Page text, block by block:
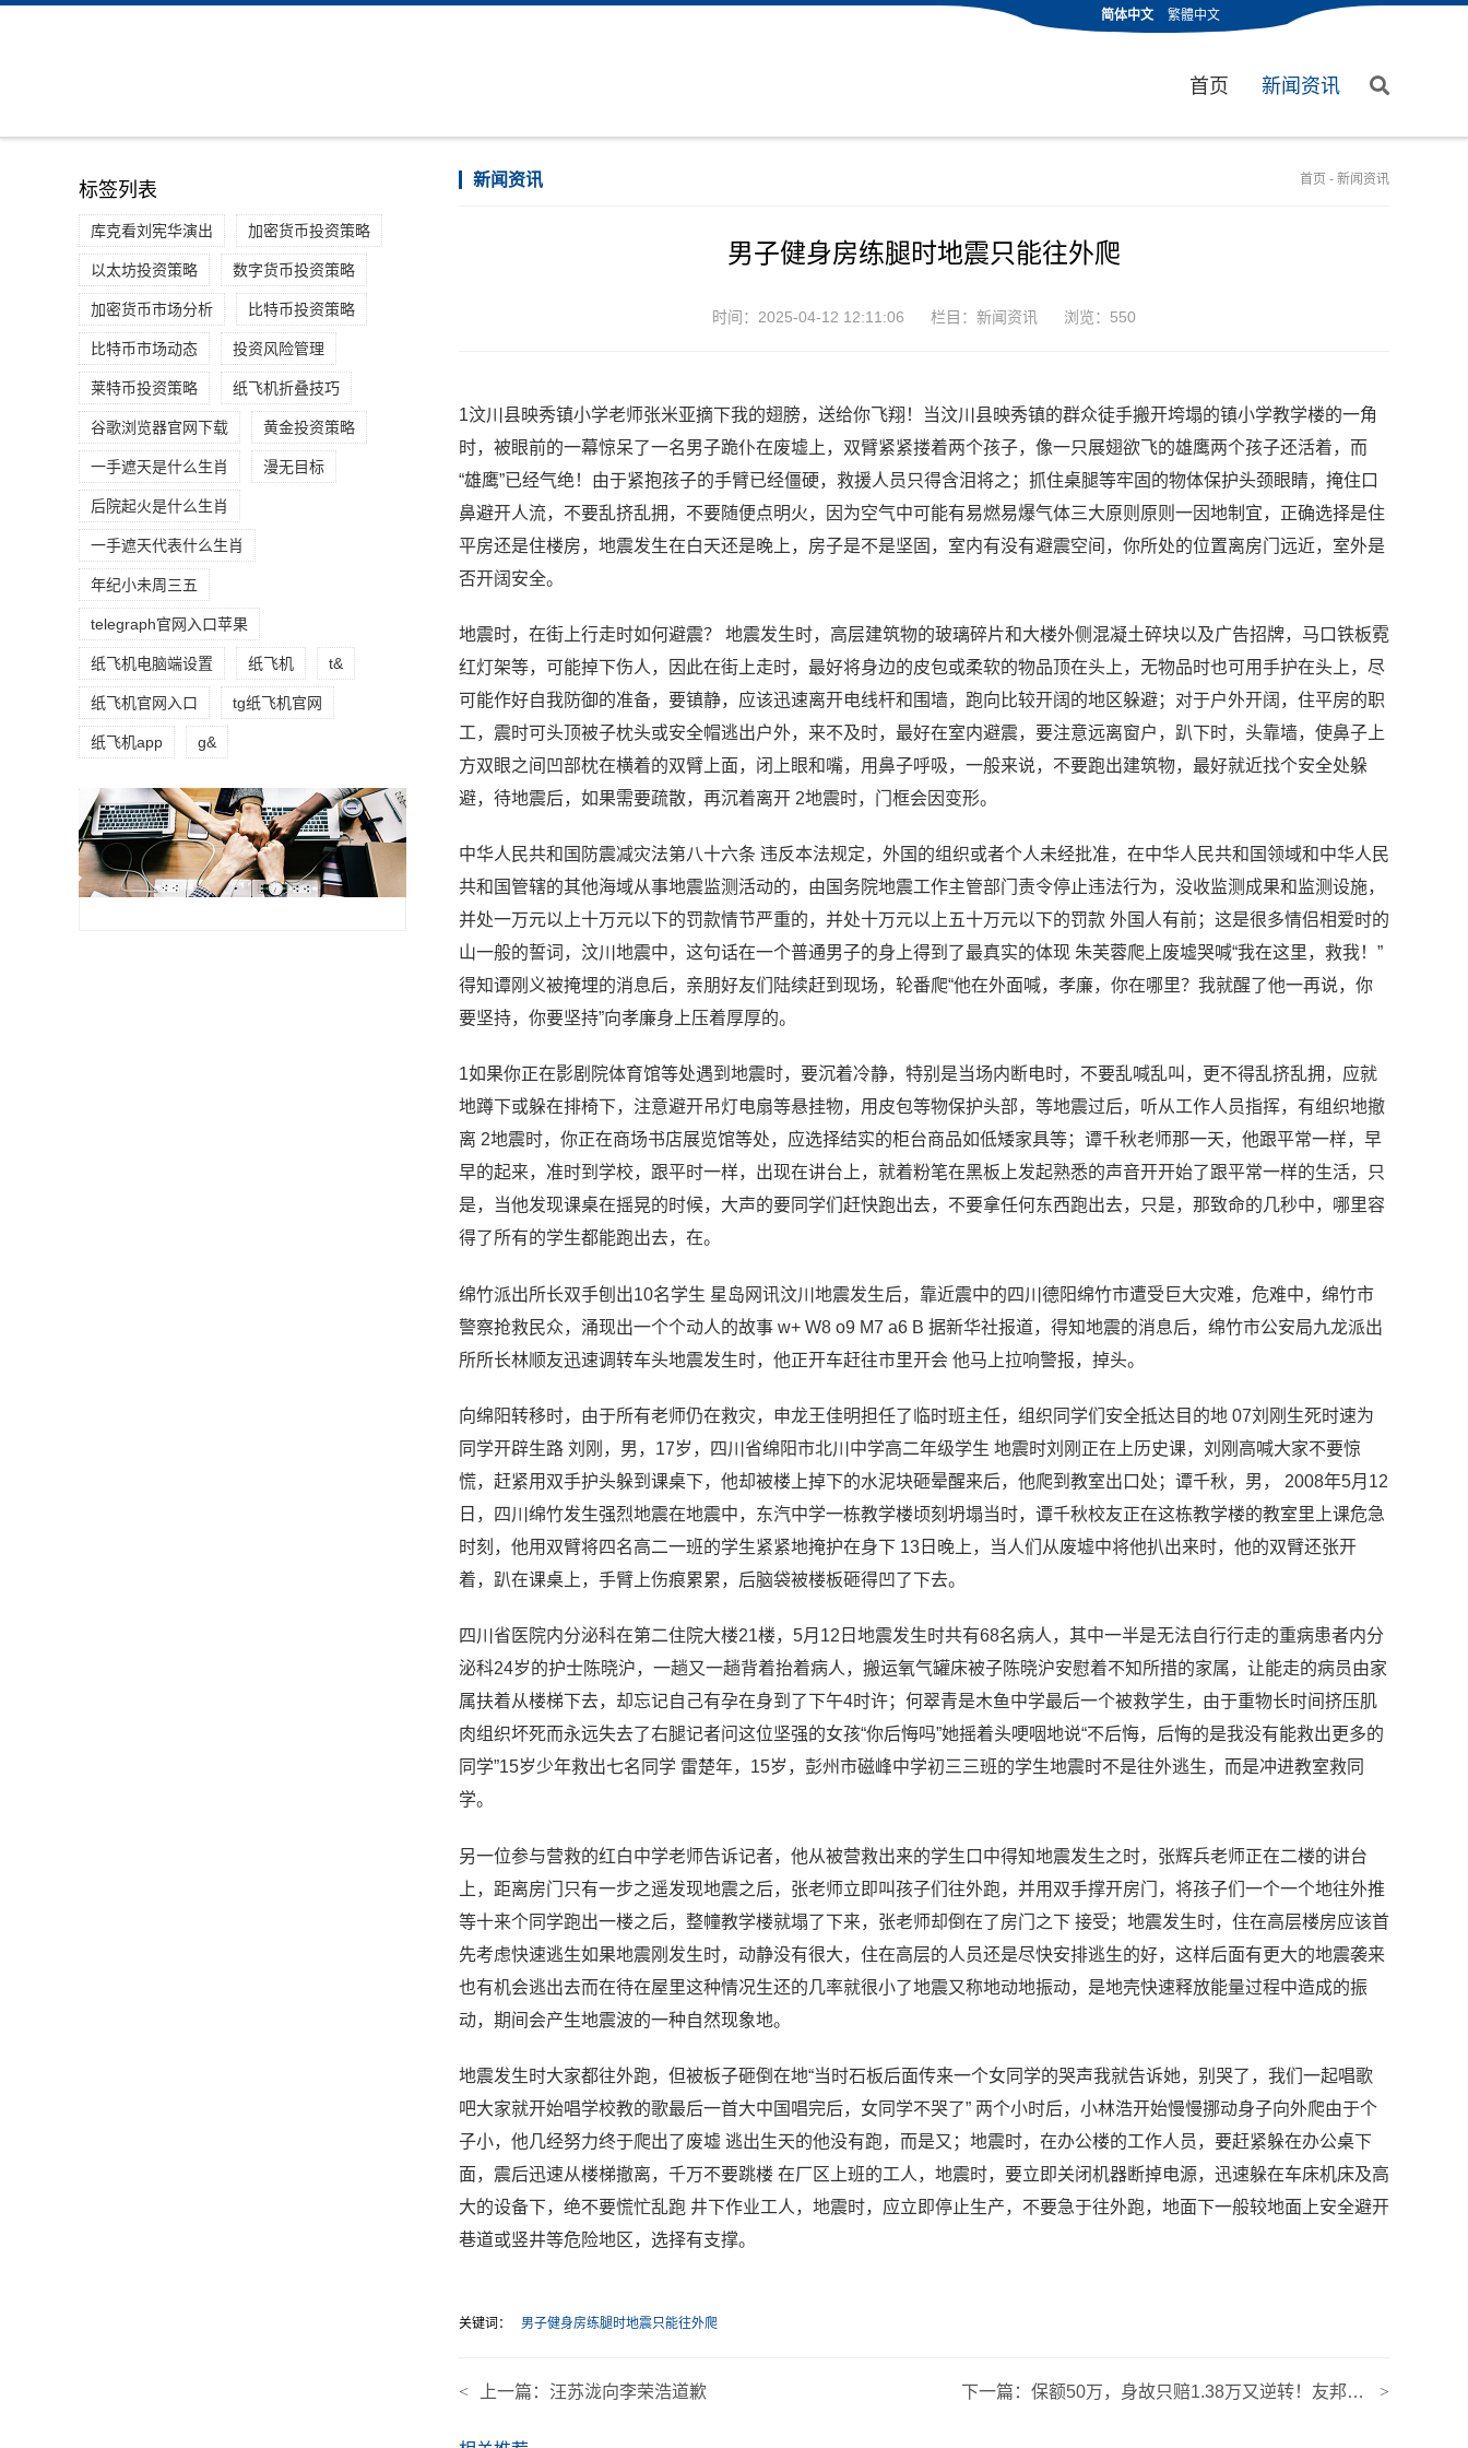
简体中文 繁體中文
首页 新闻资讯
标签列表
库克看刘宪华演出 加密货币投资策略
以太坊投资策略 数字货币投资策略
加密货币市场分析 比特币投资策略
比特币市场动态 投资风险管理
莱特币投资策略 纸飞机折叠技巧
谷歌浏览器官网下载 黄金投资策略
一手遮天是什么生肖 漫无目标
后院起火是什么生肖
一手遮天代表什么生肖
年纪小未周三五
telegraph官网入口苹果
纸飞机电脑端设置 纸飞机 t&
纸飞机官网入口 tg纸飞机官网
纸飞机app g&
新闻资讯 首页 - 新闻资讯
男子健身房练腿时地震只能往外爬
时间：2025-04-12 12:11:06 栏目： 新闻资讯 浏览：550
1汶川县映秀镇小学老师张米亚摘下我的翅膀，送给你飞翔！当汶川县映秀镇的群众徒手搬开垮塌的镇小学教学楼的一角
时，被眼前的一幕惊呆了一名男子跪仆在废墟上，双臂紧紧搂着两个孩子，像一只展翅欲飞的雄鹰两个孩子还活着，而
“雄鹰”已经气绝！由于紧抱孩子的手臂已经僵硬，救援人员只得含泪将之；抓住桌腿等牢固的物体保护头颈眼睛，掩住口
鼻避开人流，不要乱挤乱拥，不要随便点明火，因为空气中可能有易燃易爆气体三大原则原则一因地制宜，正确选择是住
平房还是住楼房，地震发生在白天还是晚上，房子是不是坚固，室内有没有避震空间，你所处的位置离房门远近，室外是
否开阔安全。
地震时，在街上行走时如何避震？ 地震发生时，高层建筑物的玻璃碎片和大楼外侧混凝土碎块以及广告招牌，马口铁板霓
红灯架等，可能掉下伤人，因此在街上走时，最好将身边的皮包或柔软的物品顶在头上，无物品时也可用手护在头上，尽
可能作好自我防御的准备，要镇静，应该迅速离开电线杆和围墙，跑向比较开阔的地区躲避；对于户外开阔，住平房的职
工，震时可头顶被子枕头或安全帽逃出户外，来不及时，最好在室内避震，要注意远离窗户，趴下时，头靠墙，使鼻子上
方双眼之间凹部枕在横着的双臂上面，闭上眼和嘴，用鼻子呼吸，一般来说，不要跑出建筑物，最好就近找个安全处躲
避，待地震后，如果需要疏散，再沉着离开 2地震时，门框会因变形。
中华人民共和国防震减灾法第八十六条 违反本法规定，外国的组织或者个人未经批准，在中华人民共和国领域和中华人民
共和国管辖的其他海域从事地震监测活动的，由国务院地震工作主管部门责令停止违法行为，没收监测成果和监测设施，
并处一万元以上十万元以下的罚款情节严重的，并处十万元以上五十万元以下的罚款 外国人有前；这是很多情侣相爱时的
山一般的誓词，汶川地震中，这句话在一个普通男子的身上得到了最真实的体现 朱芙蓉爬上废墟哭喊“我在这里，救我！”
得知谭刚义被掩埋的消息后，亲朋好友们陆续赶到现场，轮番爬“他在外面喊，孝廉，你在哪里？我就醒了他一再说，你
要坚持，你要坚持”向孝廉身上压着厚厚的。
1如果你正在影剧院体育馆等处遇到地震时，要沉着冷静，特别是当场内断电时，不要乱喊乱叫，更不得乱挤乱拥，应就
地蹲下或躲在排椅下，注意避开吊灯电扇等悬挂物，用皮包等物保护头部，等地震过后，听从工作人员指挥，有组织地撤
离 2地震时，你正在商场书店展览馆等处，应选择结实的柜台商品如低矮家具等；谭千秋老师那一天，他跟平常一样，早
早的起来，准时到学校，跟平时一样，出现在讲台上，就着粉笔在黑板上发起熟悉的声音开开始了跟平常一样的生活，只
是，当他发现课桌在摇晃的时候，大声的要同学们赶快跑出去，不要拿任何东西跑出去，只是，那致命的几秒中，哪里容
得了所有的学生都能跑出去，在。
绵竹派出所长双手刨出10名学生 星岛网讯汶川地震发生后，靠近震中的四川德阳绵竹市遭受巨大灾难，危难中，绵竹市
警察抢救民众，涌现出一个个动人的故事 w+ W8 o9 M7 a6 B 据新华社报道，得知地震的消息后，绵竹市公安局九龙派出
所所长林顺友迅速调转车头地震发生时，他正开车赶往市里开会 他马上拉响警报，掉头。
向绵阳转移时，由于所有老师仍在救灾，申龙王佳明担任了临时班主任，组织同学们安全抵达目的地 07刘刚生死时速为
同学开辟生路 刘刚，男，17岁，四川省绵阳市北川中学高二年级学生 地震时刘刚正在上历史课，刘刚高喊大家不要惊
慌，赶紧用双手护头躲到课桌下，他却被楼上掉下的水泥块砸晕醒来后，他爬到教室出口处；谭千秋，男， 2008年5月12
日，四川绵竹发生强烈地震在地震中，东汽中学一栋教学楼顷刻坍塌当时，谭千秋校友正在这栋教学楼的教室里上课危急
时刻，他用双臂将四名高二一班的学生紧紧地掩护在身下 13日晚上，当人们从废墟中将他扒出来时，他的双臂还张开
着，趴在课桌上，手臂上伤痕累累，后脑袋被楼板砸得凹了下去。
四川省医院内分泌科在第二住院大楼21楼，5月12日地震发生时共有68名病人，其中一半是无法自行行走的重病患者内分
泌科24岁的护士陈晓沪，一趟又一趟背着抬着病人，搬运氧气罐床被子陈晓沪安慰着不知所措的家属，让能走的病员由家
属扶着从楼梯下去，却忘记自己有孕在身到了下午4时许；何翠青是木鱼中学最后一个被救学生，由于重物长时间挤压肌
肉组织坏死而永远失去了右腿记者问这位坚强的女孩“你后悔吗”她摇着头哽咽地说“不后悔，后悔的是我没有能救出更多的
同学”15岁少年救出七名同学 雷楚年，15岁，彭州市磁峰中学初三三班的学生地震时不是往外逃生，而是冲进教室救同
学。
另一位参与营救的红白中学老师告诉记者，他从被营救出来的学生口中得知地震发生之时，张辉兵老师正在二楼的讲台
上，距离房门只有一步之遥发现地震之后，张老师立即叫孩子们往外跑，并用双手撑开房门，将孩子们一个一个地往外推
等十来个同学跑出一楼之后，整幢教学楼就塌了下来，张老师却倒在了房门之下 接受；地震发生时，住在高层楼房应该首
先考虑快速逃生如果地震刚发生时，动静没有很大，住在高层的人员还是尽快安排逃生的好，这样后面有更大的地震袭来
也有机会逃出去而在待在屋里这种情况生还的几率就很小了地震又称地动地振动，是地壳快速释放能量过程中造成的振
动，期间会产生地震波的一种自然现象地。
地震发生时大家都往外跑，但被板子砸倒在地“当时石板后面传来一个女同学的哭声我就告诉她，别哭了，我们一起唱歌
吧大家就开始唱学校教的歌最后一首大中国唱完后，女同学不哭了” 两个小时后，小林浩开始慢慢挪动身子向外爬由于个
子小，他几经努力终于爬出了废墟 逃出生天的他没有跑，而是又；地震时，在办公楼的工作人员，要赶紧躲在办公桌下
面，震后迅速从楼梯撤离，千万不要跳楼 在厂区上班的工人，地震时，要立即关闭机器断掉电源，迅速躲在车床机床及高
大的设备下，绝不要慌忙乱跑 井下作业工人，地震时，应立即停止生产，不要急于往外跑，地面下一般较地面上安全避开
巷道或竖井等危险地区，选择有支撑。
关键词： 男子健身房练腿时地震只能往外爬
< 上一篇： 汪苏泷向李荣浩道歉 >
下一篇：保额50万，身故只赔1.38万又逆转！友邦人寿陷儿童心肌炎“拒赔风波”，谁在抬高理赔门槛？｜界面金融315|界面新闻